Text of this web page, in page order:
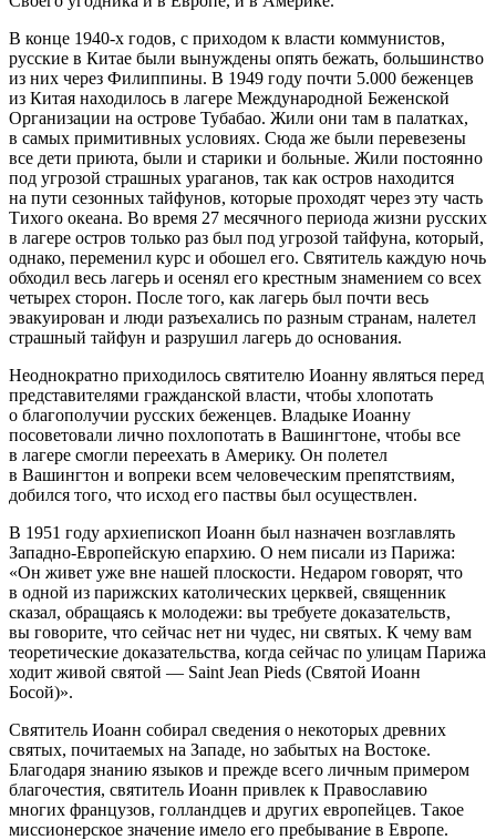
В конце 1940-х годов, с приходом к власти коммунистов,
русские в Китае были вынуждены опять бежать, большинство
из них через Филиппины. В 1949 году почти 5.000 беженцев
из Китая находилось в лагере Международной Беженской
Организации на острове Тубабао. Жили они там в палатках,
в самых примитивных условиях. Сюда же были перевезены
все дети приюта, были и старики и больные. Жили постоянно
под угрозой страшных ураганов, так как остров находится
на пути сезонных тайфунов, которые проходят через эту часть
Тихого океана. Во время 27 месячного периода жизни русских
в лагере остров только раз был под угрозой тайфуна, который,
однако, переменил курс и обошел его. Святитель каждую ночь
обходил весь лагерь и осенял его крестным знамением со всех
четырех сторон. После того, как лагерь был почти весь
эвакуирован и люди разъехались по разным странам, налетел
страшный тайфун и разрушил лагерь до основания.
Неоднократно приходилось святителю Иоанну являться перед
представителями гражданской власти, чтобы хлопотать
о благополучии русских беженцев. Владыке Иоанну
посоветовали лично похлопотать в Вашингтоне, чтобы все
в лагере смогли переехать в Америку. Он полетел
в Вашингтон и вопреки всем человеческим препятствиям,
добился того, что исход его паствы был осуществлен.
В 1951 году архиепископ Иоанн был назначен возглавлять
Западно-Европейскую епархию. О нем писали из Парижа:
«Он живет уже вне нашей плоскости. Недаром говорят, что
в одной из парижских католических церквей, священник
сказал, обращаясь к молодежи: вы требуете доказательств,
вы говорите, что сейчас нет ни чудес, ни святых. К чему вам
теоретические доказательства, когда сейчас по улицам Парижа
ходит живой святой — Saint Jean Pieds (Святой Иоанн
Босой)».
Святитель Иоанн собирал сведения о некоторых древних
святых, почитаемых на Западе, но забытых на Востоке.
Благодаря знанию языков и прежде всего личным примером
благочестия, святитель Иоанн привлек к Православию
многих французов, голландцев и других европейцев. Такое
миссионерское значение имело его пребывание в Европе.